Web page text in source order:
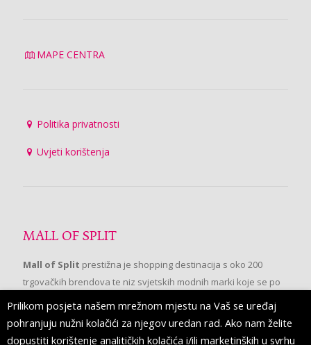
MAPE CENTRA
Politika privatnosti
Uvjeti korištenja
MALL OF SPLIT
Mall of Split prestižna je shopping destinacija s oko 200
trgovačkih brendova te niz svjetskih modnih marki koje se po
prvi put pojavljuju u Splitu.
Prilikom posjeta našem mrežnom mjestu na Vaš se uređaj
pohranjuju nužni kolačići za njegov uredan rad. Ako nam želite
dopustiti korištenje analitičkih kolačića i/ili marketinških u svrhu